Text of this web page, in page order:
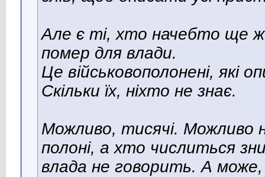
Але є ті, хто начебто ще
помер для влади.
Це військовополонені, які
Скільки їх, ніхто не знає.
Можливо, тисячі. Можливо
полоні, а хто числиться
влада не говорить. А може,